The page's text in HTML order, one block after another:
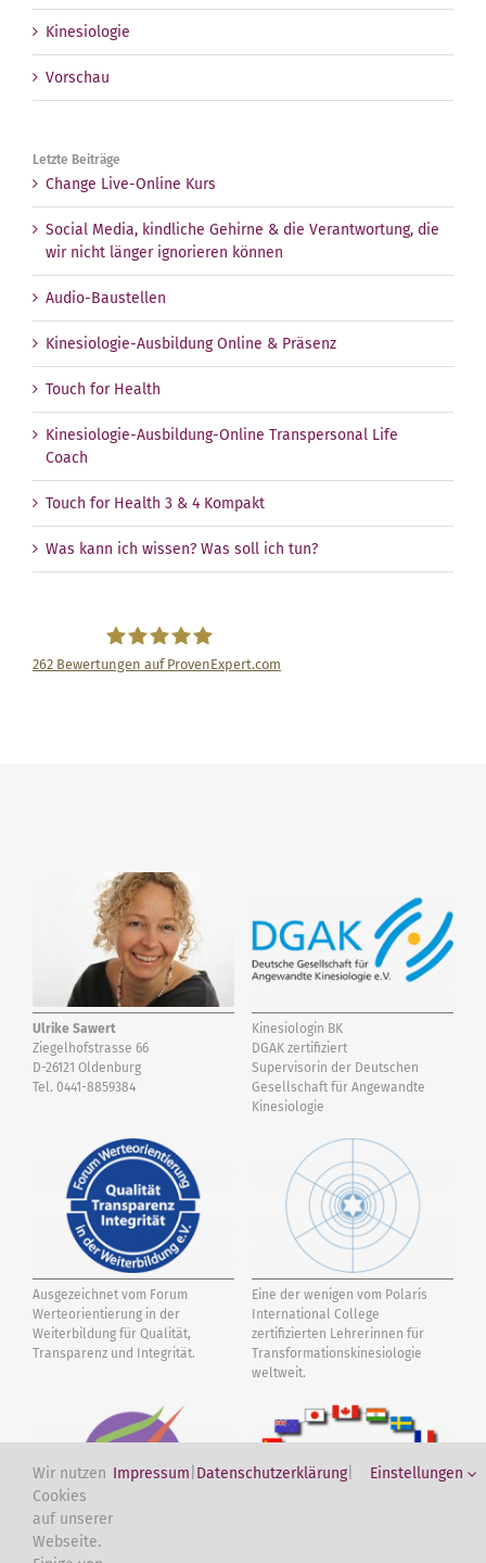
Kinesiologie
Vorschau
Letzte Beiträge
Change Live-Online Kurs
Social Media, kindliche Gehirne & die Verantwortung, die
wir nicht länger ignorieren können
Audio-Baustellen
Kinesiologie-Ausbildung Online & Präsenz
Touch for Health
Kinesiologie-Ausbildung-Online Transpersonal Life
Coach
Touch for Health 3 & 4 Kompakt
Was kann ich wissen? Was soll ich tun?
262 Bewertungen auf ProvenExpert.com
Ulrike Sawert
Ziegelhofstrasse 66
D-26121 Oldenburg
Tel. 0441-8859384
Kinesiologin BK
DGAK zertifiziert
Supervisorin der Deutschen
Gesellschaft für Angewandte
Kinesiologie
Ausgezeichnet vom Forum
Werteorientierung in der
Weiterbildung für Qualität,
Transparenz und Integrität.
Eine der wenigen vom Polaris
International College
zertifizierten Lehrerinnen für
Transformations­kinesiologie
weltweit.
Wir nutzen
Cookies
auf unserer
Webseite.
Impressum Datenschutzerklärung| Einstellungen